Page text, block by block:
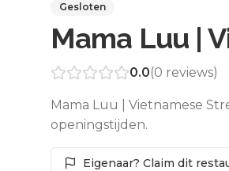
Gesloten
Mama Luu |
0.0(0 reviews)
Mama Luu | Vietnamese
openingstijden.
Eigenaar? Claim dit